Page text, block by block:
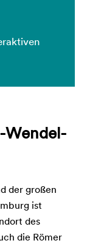
Wendel-
der großen
ist
des
die Römer